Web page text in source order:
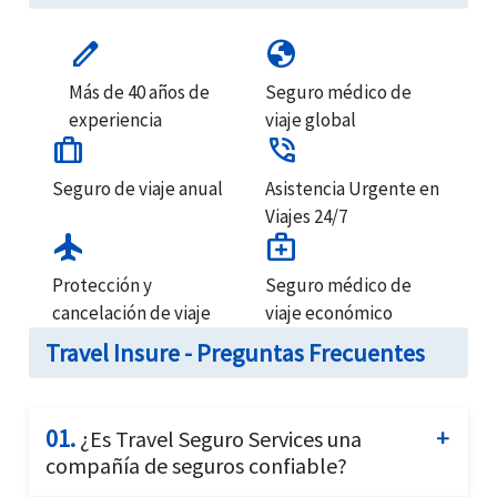
edit
Más de 40 años de
experiencia
globe
Seguro médico de
viaje global
trip
Seguro de viaje anual
phone_in_talk
Asistencia Urgente en
Viajes 24/7
flight
Protección y
cancelación de viaje
medical_services
Seguro médico de
viaje económico
Travel Insure - Preguntas Frecuentes
01. ¿Es Travel Seguro Services una
compañía de seguros confiable?